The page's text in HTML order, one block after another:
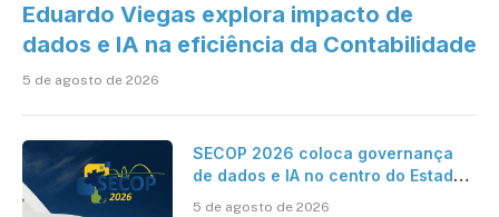
Eduardo Viegas explora impacto de
dados e IA na eficiência da Contabilidade
5 de agosto de 2026
SECOP 2026 coloca governança
de dados e IA no centro do Estado
5 de agosto de 2026